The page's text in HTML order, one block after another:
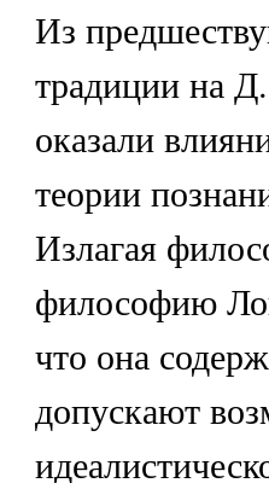
Из
традиции на
оказали
теории
Излагая
философию
что она
допускают